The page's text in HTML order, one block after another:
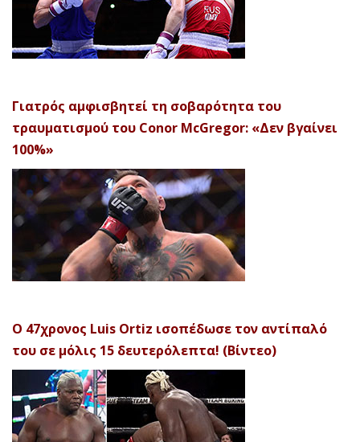
Γιατρός αμφισβητεί τη σοβαρότητα του
τραυματισμού του Conor McGregor: «Δεν βγαίνει
100%»
Ο 47χρονος Luis Ortiz ισοπέδωσε τον αντίπαλό
του σε μόλις 15 δευτερόλεπτα! (Βίντεο)